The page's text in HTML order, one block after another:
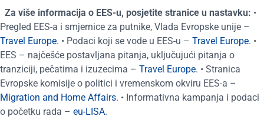
Za više informacija o EES-u, posjetite stranice u nastavku: •
Pregled EES-a i smjernice za putnike, Vlada Evropske unije –
Travel Europe. • Podaci koji se vode u EES-u – Travel Europe. •
EES – najčešće postavljana pitanja, uključujući pitanja o
tranziciji, pečatima i izuzecima – Travel Europe. • Stranica
Evropske komisije o politici i vremenskom okviru EES-a –
Migration and Home Affairs. • Informativna kampanja i podaci
o početku rada – eu-LISA.